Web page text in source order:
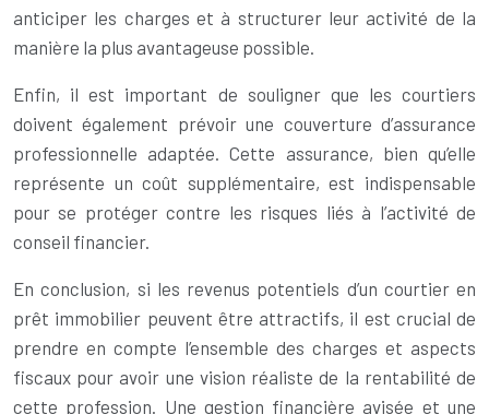
anticiper les charges et à structurer leur activité de la
manière la plus avantageuse possible.
Enfin, il est important de souligner que les courtiers
doivent également prévoir une couverture d’assurance
professionnelle adaptée. Cette assurance, bien qu’elle
représente un coût supplémentaire, est indispensable
pour se protéger contre les risques liés à l’activité de
conseil financier.
En conclusion, si les revenus potentiels d’un courtier en
prêt immobilier peuvent être attractifs, il est crucial de
prendre en compte l’ensemble des charges et aspects
fiscaux pour avoir une vision réaliste de la rentabilité de
cette profession. Une gestion financière avisée et une